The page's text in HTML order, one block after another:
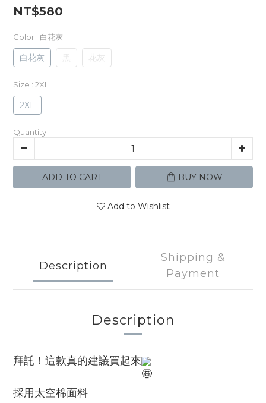
NT$580
Color : 白花灰
白花灰 黑 花灰
Size : 2XL
2XL
Quantity
ADD TO CART BUY NOW
Add to Wishlist
Description
Shipping &
Payment
Description
拜託！這款真的建議買起來
採用太空棉面料